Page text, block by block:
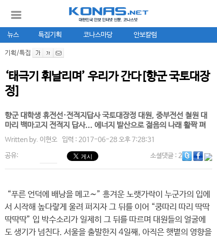
뉴스 특집기획 코나스마당 안보칼럼
기획/특집
‘태극기 휘날리며’ 우리가 간다[향군 국토대장
정]
향군 대학생 휴전선·전적지답사 국토대장정 대원, 중부전선 철원 대
마리 백마고지 전적지 답사... 에너지 발산으로 젊음의 나래 활짝 펴
Written by. 이현오 입력 : 2017-06-28 오후 7:28:31
공유: 소셜댓글: 2
“푸른 언덕에 배낭을 메고〜” 흥겨운 노랫가락이 누군가의 입에
서 시작해 높다랗게 울려 퍼지자 그 뒤를 이어 “쿵따리 따리 딱딱
딱딱딱” 입 박수소리가 일제히 그 뒤를 따르며 대원들의 얼굴에
도 생기가 넘친다. 서울을 출발한지 4일째, 아직은 햇볕의 영향을